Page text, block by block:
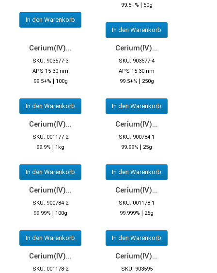
In den Warenkorb
99.5+% | 50g
In den Warenkorb
Cerium(IV)...
SKU: 903577-3
APS 15-30 nm
99.5+% | 100g
In den Warenkorb
Cerium(IV)...
SKU: 903577-4
APS 15-30 nm
99.5+% | 250g
In den Warenkorb
Cerium(IV)...
SKU: 001177-2
99.9% | 1kg
In den Warenkorb
Cerium(IV)...
SKU: 900784-1
99.99% | 25g
In den Warenkorb
Cerium(IV)...
SKU: 900784-2
99.99% | 100g
In den Warenkorb
Cerium(IV)...
SKU: 001178-1
99.999% | 25g
In den Warenkorb
Cerium(IV)...
SKU: 001178-2
Cerium(IV)...
SKU: 903595